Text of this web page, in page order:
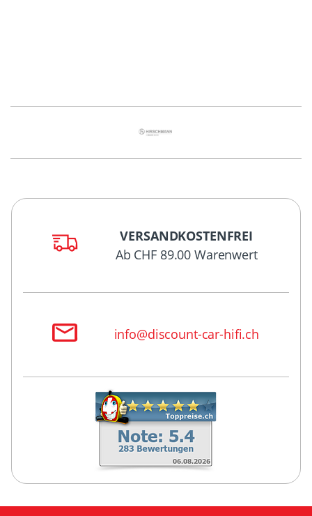
VERSANDKOSTENFREI
Ab CHF 89.00 Warenwert
info@discount-car-hifi.ch